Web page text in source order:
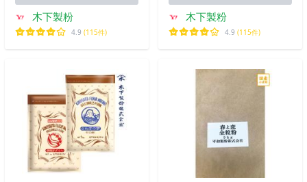
木下製粉
4.9 (115件)
木下製粉
4.9 (115件)